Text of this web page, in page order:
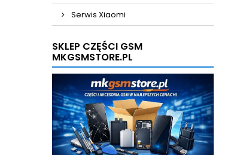
Serwis Xiaomi
SKLEP CZĘŚCI GSM
MKGSMSTORE.PL